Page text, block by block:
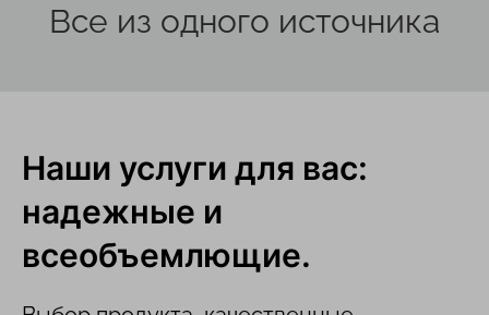
Все из одного источника
Наши услуги для вас:
надежные и
всеобъемлющие.